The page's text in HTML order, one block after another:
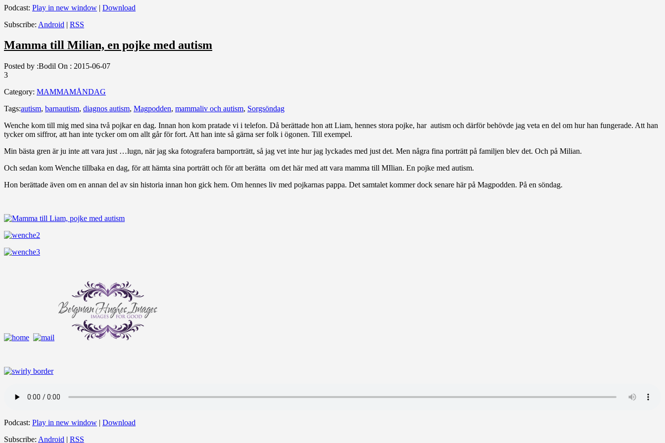
Podcast: Play in new window | Download
Subscribe: Android | RSS
Mamma till Milian, en pojke med autism
Posted by :Bodil On : 2015-06-07
3
Category: MAMMAMÅNDAG
Tags:autism, barnautism, diagnos autism, Magpodden, mammaliv och autism, Sorgsöndag
Wenche kom till mig med sina två pojkar en dag. Innan hon kom pratade vi i telefon. Då berättade hon att Liam, hennes stora pojke, har autism och därför behövde jag veta en del om hur han fungerade. Att han
tycker om siffror, att han inte tycker om om allt går för fort. Att han inte så gärna ser folk i ögonen. Till exempel.
Min bästa gren är ju inte att vara just …lugn, när jag ska fotografera barnporträtt, så jag vet inte hur jag lyckades med just det. Men några fina porträtt på familjen blev det. Och på Milian.
Och sedan kom Wenche tillbaka en dag, för att hämta sina porträtt och för att berätta om det här med att vara mamma till MIlian. En pojke med autism.
Hon berättade även om en annan del av sin historia innan hon gick hem. Om hennes liv med pojkarnas pappa. Det samtalet kommer dock senare här på Magpodden. På en söndag.
Podcast: Play in new window | Download
Subscribe: Android | RSS